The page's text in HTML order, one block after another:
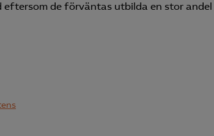
annonser.
de förväntas utbilda en stor andel